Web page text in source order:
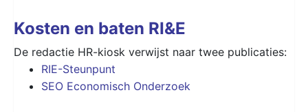
Kosten en baten RI&E
De redactie HR-kiosk verwijst naar twee publicaties:
RIE-Steunpunt
SEO Economisch Onderzoek